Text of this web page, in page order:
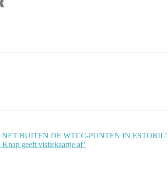
BUITEN DE WTCC-PUNTEN IN ESTORIL’
geeft visitekaartje af’